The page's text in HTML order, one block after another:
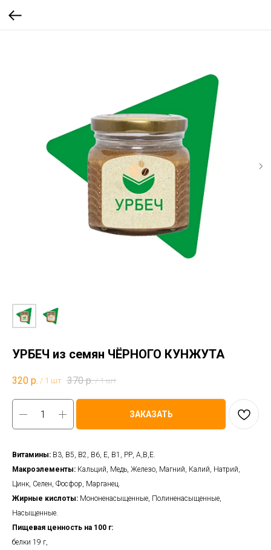
УРБЕЧ из семян ЧЁРНОГО КУНЖУТА
320 р. / 1 шт 370 р. / 1 шт
ЗАКАЗАТЬ
Витамины: B3, B5, B2, В6, Е, В1, РР, А,В,Е.
Макроэлементы: Кальций, Медь, Железо, Магний, Калий, Натрий,
Цинк, Селен, Фосфор, Марганец.
Жирные кислоты: Мононенасыщенные, Полиненасыщенные,
Насыщенные.
Пищевая ценность на 100 г:
белки 19 г,